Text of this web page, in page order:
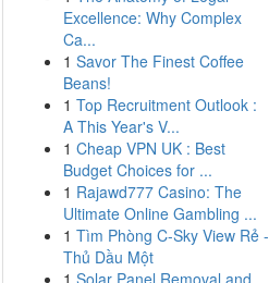
Excellence: Why Complex
Ca...
1 Savor The Finest Coffee
Beans!
1 Top Recruitment Outlook :
A This Year's V...
1 Cheap VPN UK : Best
Budget Choices for ...
1 Rajawd777 Casino: The
Ultimate Online Gambling ...
1 Tìm Phòng C-Sky View Rẻ -
Thủ Dầu Một
1 Solar Panel Removal and